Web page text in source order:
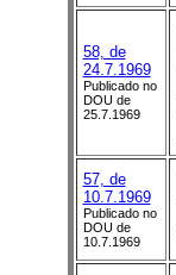
58, de
24.7.1969
Publicado no
DOU de
25.7.1969
57, de
10.7.1969
Publicado no
DOU de
10.7.1969